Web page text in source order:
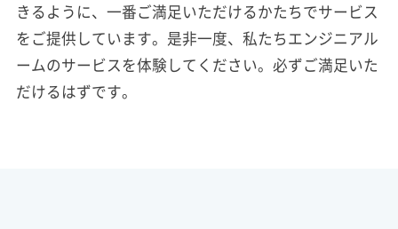
きるように、一番ご満足いただけるかたちでサービス
をご提供しています。是非一度、私たちエンジニアル
ームのサービスを体験してください。必ずご満足いた
だけるはずです。